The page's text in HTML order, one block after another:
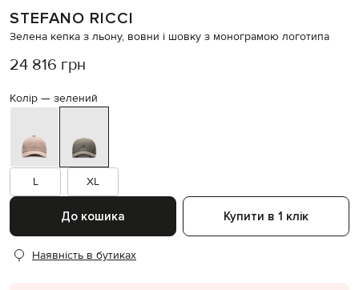
STEFANO RICCI
Зелена кепка з льону, вовни і шовку з монограмою логотипа
24 816 грн
Колір — зелений
L XL
До кошика Купити в 1 клік
Наявність в бутиках